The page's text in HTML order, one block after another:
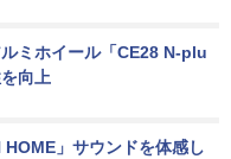
ミホイール「CE28 N-plu
向上
」サウンドを体感し